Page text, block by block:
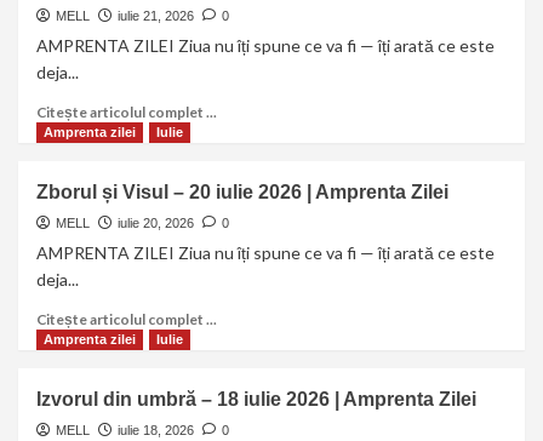
MELL iulie 21, 2026 0
AMPRENTA ZILEI Ziua nu îți spune ce va fi — îți arată ce este
deja...
Citește articolul complet ...
Amprenta zilei Iulie
Zborul și Visul – 20 iulie 2026 | Amprenta Zilei
MELL iulie 20, 2026 0
AMPRENTA ZILEI Ziua nu îți spune ce va fi — îți arată ce este
deja...
Citește articolul complet ...
Amprenta zilei Iulie
Izvorul din umbră – 18 iulie 2026 | Amprenta Zilei
MELL iulie 18, 2026 0